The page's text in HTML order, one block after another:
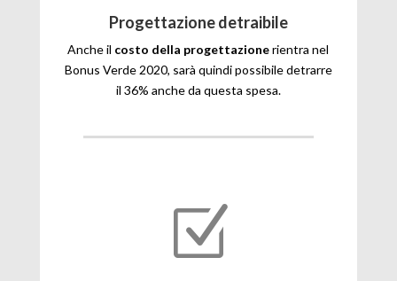
Progettazione detraibile
Anche il costo della progettazionerientra nel
Bonus Verde 2020, sarà quindi possibile detrarre
il 36% anche da questa spesa.
Z